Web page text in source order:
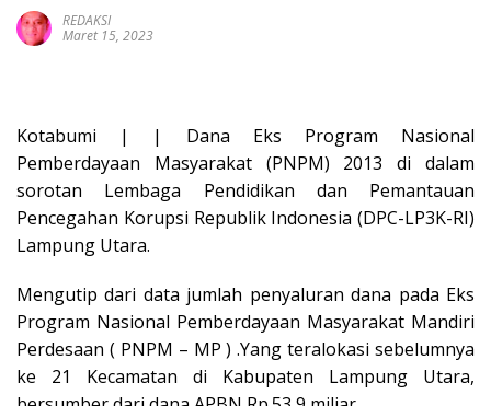
REDAKSI
Maret 15, 2023
Kotabumi | | Dana Eks Program Nasional
Pemberdayaan Masyarakat (PNPM) 2013 di dalam
sorotan Lembaga Pendidikan dan Pemantauan
Pencegahan Korupsi Republik Indonesia (DPC-LP3K-RI)
Lampung Utara.
Mengutip dari data jumlah penyaluran dana pada Eks
Program Nasional Pemberdayaan Masyarakat Mandiri
Perdesaan ( PNPM – MP ) .Yang teralokasi sebelumnya
ke 21 Kecamatan di Kabupaten Lampung Utara,